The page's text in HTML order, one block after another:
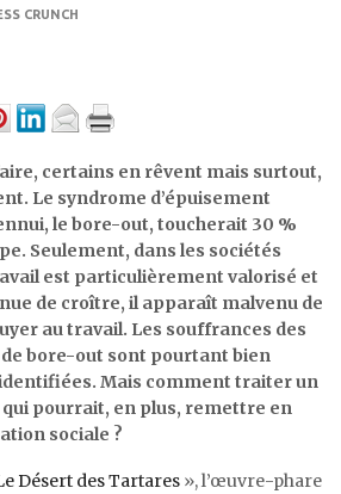
CRUNCH
certains en rêvent mais surtout,
Le syndrome d’épuisement
le bore-out, toucherait 30 %
Seulement, dans les sociétés
est particulièrement valorisé et
de croître, il apparaît malvenu de
au travail. Les souffrances des
bore-out sont pourtant bien
Mais comment traiter un
pourrait, en plus, remettre en
sociale ?
Désert des Tartares », l’œuvre-phare